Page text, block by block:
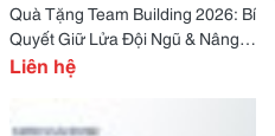
Quà Tặng Team Building 2026: Bí
Quyết Giữ Lửa Đội Ngũ & Nâng
Tầm Trải Nghiệm Doanh Nghiệp
Liên hệ